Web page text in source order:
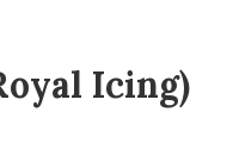
Icing)